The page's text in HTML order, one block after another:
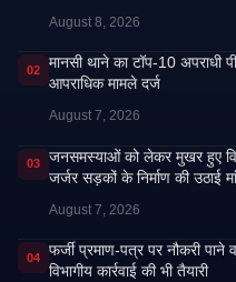
August 8, 2026
02
मानसी थाने का टॉप-10 अपराधी
आपराधिक मामले दर्ज
August 7, 2026
03
जनसमस्याओं को लेकर मुखर हुए
जर्जर सड़कों के निर्माण की उठाई
August 7, 2026
04
फर्जी प्रमाण-पत्र पर नौकरी पाने
विभागीय कार्रवाई की भी तैयारी